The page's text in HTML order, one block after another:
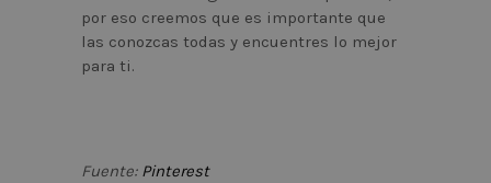
por eso creemos que es importante que
las conozcas todas y encuentres lo mejor
para ti.
Fuente: Pinterest